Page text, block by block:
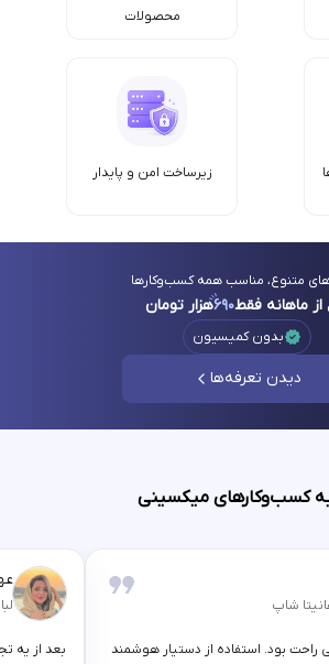
محصولات
زیرساخت امن‌ و پایدار
متنوع، مناسب همه کسب‌وکارها
ماهانه فقط۶۹۰هزار تومان
بدون کمیسیون
دیدن تعرفه‌ها
کسب‌وکارهای میکسینی
شاپ
راحت بود. استفاده از دستیار هوشمند
بعد از یه